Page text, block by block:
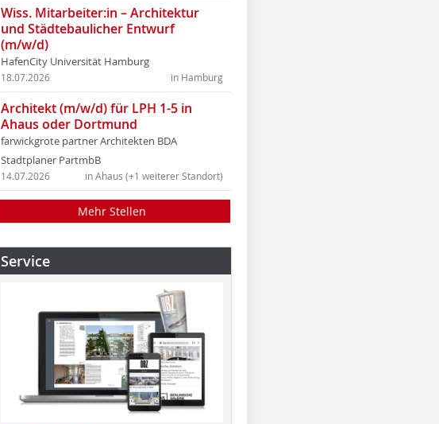
Wiss. Mitarbeiter:in – Architektur
und Städtebaulicher Entwurf
(m/w/d)
HafenCity Universität Hamburg
in Hamburg
18.07.2026
Architekt (m/w/d) für LPH 1-5 in
Ahaus oder Dortmund
farwickgrote partner Architekten BDA
Stadtplaner PartmbB
in Ahaus (+1 weiterer Standort)
14.07.2026
Mehr Stellen
Service